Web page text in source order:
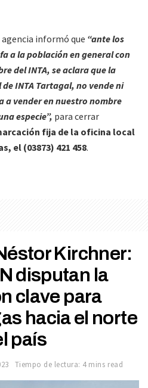
informó que “ante los
a la población en general con
del INTA, se aclara que la
INTA Tartagal, no vende ni
a vender en nuestro nombre
especie”, para cerrar
fija de la oficina local
el (03873) 421 458.
Kirchner:
disputan la
clave para
hacia el norte
país
Tiempo de lectura: 4 mins read